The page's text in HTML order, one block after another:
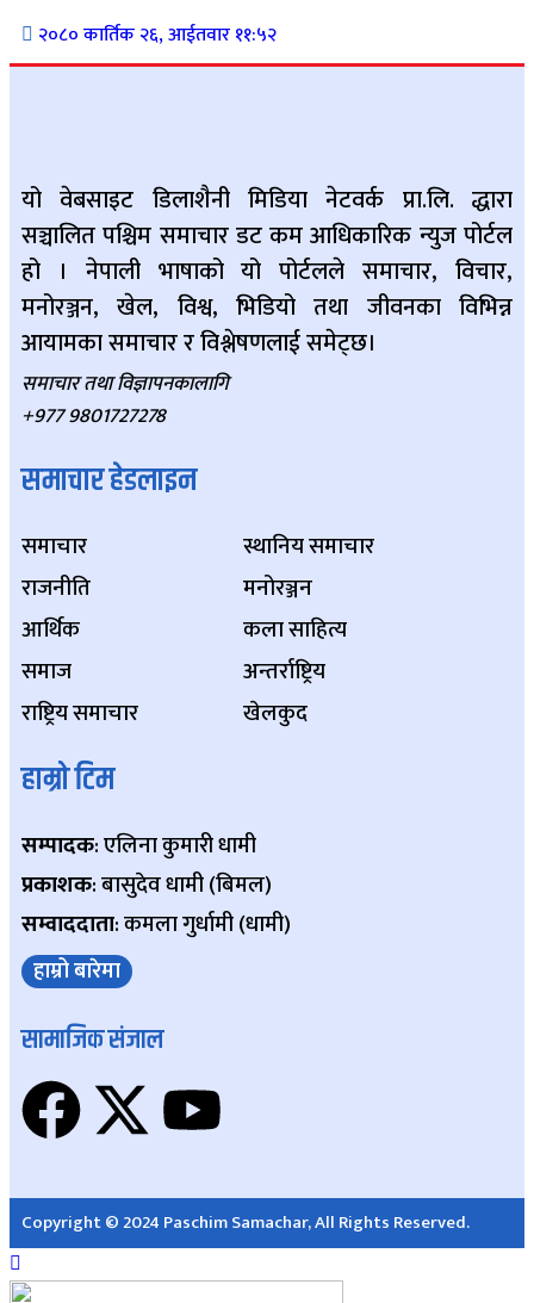
२०८० कार्तिक २६, आईतवार ११:५२
यो वेबसाइट डिलाशैनी मिडिया नेटवर्क प्रा.लि. द्धारा
सञ्चालित पश्चिम समाचार डट कम आधिकारिक न्युज पोर्टल
हो । नेपाली भाषाको यो पोर्टलले समाचार, विचार,
मनोरञ्जन, खेल, विश्व, भिडियो तथा जीवनका विभिन्न
आयामका समाचार र विश्लेषणलाई समेट्छ।
समाचार तथा विज्ञापनकालागि
+977 9801727278
समाचार हेडलाइन
समाचार
राजनीति
आर्थिक
समाज
राष्ट्रिय समाचार
स्थानिय समाचार
मनोरञ्जन
कला साहित्य
अन्तर्राष्ट्रिय
खेलकुद
हाम्रो टिम
सम्पादक: एलिना कुमारी धामी
प्रकाशक: बासुदेव धामी (बिमल)
सम्वाददाता: कमला गुर्धामी (धामी)
हाम्रो बारेमा
सामाजिक संजाल
Copyright © 2024 Paschim Samachar, All Rights Reserved.